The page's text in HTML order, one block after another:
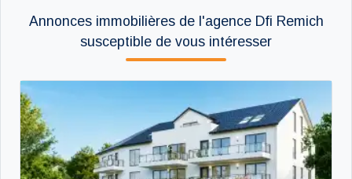
Annonces immobilières de l'agence Dfi Remich
susceptible de vous intéresser